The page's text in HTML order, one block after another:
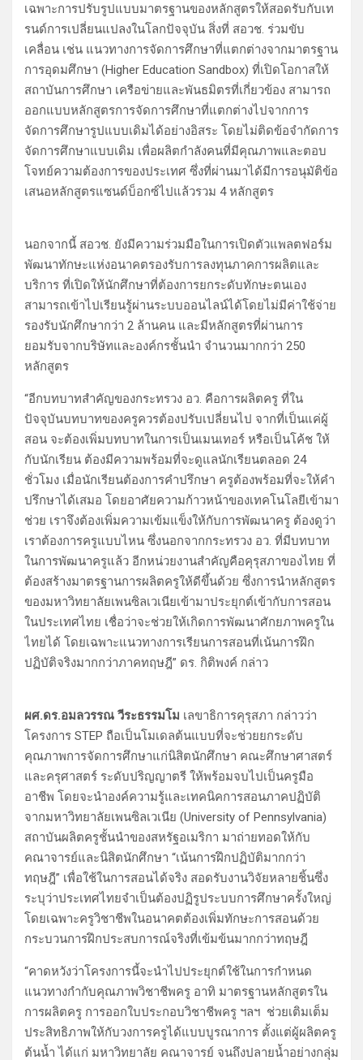
เฉพาะการปรับรูปแบบมาตรฐานของหลักสูตรให้สอดรับกับเท
รนด์การเปลี่ยนแปลงในโลกปัจจุบัน สิ่งที่ สอวช. ร่วมขับ
เคลื่อน เช่น แนวทางการจัดการศึกษาที่แตกต่างจากมาตรฐาน
การอุดมศึกษา (Higher Education Sandbox) ที่เปิดโอกาสให้
สถาบันการศึกษา เครือข่ายและพันธมิตรที่เกี่ยวข้อง สามารถ
ออกแบบหลักสูตรการจัดการศึกษาที่แตกต่างไปจากการ
จัดการศึกษารูปแบบเดิมได้อย่างอิสระ โดยไม่ติดข้อจำกัดการ
จัดการศึกษาแบบเดิม เพื่อผลิตกำลังคนที่มีคุณภาพและตอบ
โจทย์ความต้องการของประเทศ ซึ่งที่ผ่านมาได้มีการอนุมัติข้อ
เสนอหลักสูตรแซนด์บ็อกซ์ไปแล้วรวม 4 หลักสูตร
นอกจากนี้ สอวช. ยังมีความร่วมมือในการเปิดตัวแพลตฟอร์ม
พัฒนาทักษะแห่งอนาคตรองรับการลงทุนภาคการผลิตและ
บริการ ที่เปิดให้นักศึกษาที่ต้องการยกระดับทักษะตนเอง
สามารถเข้าไปเรียนรู้ผ่านระบบออนไลน์ได้โดยไม่มีค่าใช้จ่าย
รองรับนักศึกษากว่า 2 ล้านคน และมีหลักสูตรที่ผ่านการ
ยอมรับจากบริษัทและองค์กรชั้นนำ จำนวนมากกว่า 250
หลักสูตร
“อีกบทบาทสำคัญของกระทรวง อว. คือการผลิตครู ที่ใน
ปัจจุบันบทบาทของครูควรต้องปรับเปลี่ยนไป จากที่เป็นแค่ผู้
สอน จะต้องเพิ่มบทบาทในการเป็นเมนเทอร์ หรือเป็นโค้ช ให้
กับนักเรียน ต้องมีความพร้อมที่จะดูแลนักเรียนตลอด 24
ชั่วโมง เมื่อนักเรียนต้องการคำปรึกษา ครูต้องพร้อมที่จะให้คำ
ปรึกษาได้เสมอ โดยอาศัยความก้าวหน้าของเทคโนโลยีเข้ามา
ช่วย เราจึงต้องเพิ่มความเข้มแข็งให้กับการพัฒนาครู ต้องดูว่า
เราต้องการครูแบบไหน ซึ่งนอกจากกระทรวง อว. ที่มีบทบาท
ในการพัฒนาครูแล้ว อีกหน่วยงานสำคัญคือคุรุสภาของไทย ที่
ต้องสร้างมาตรฐานการผลิตครูให้ดีขึ้นด้วย ซึ่งการนำหลักสูตร
ของมหาวิทยาลัยเพนซิลเวเนียเข้ามาประยุกต์เข้ากับการสอน
ในประเทศไทย เชื่อว่าจะช่วยให้เกิดการพัฒนาศักยภาพครูใน
ไทยได้ โดยเฉพาะแนวทางการเรียนการสอนที่เน้นการฝึก
ปฏิบัติจริงมากกว่าภาคทฤษฎี” ดร. กิติพงค์ กล่าว
ผศ.ดร.อมลวรรณ วีระธรรมโม เลขาธิการคุรุสภา กล่าวว่า
โครงการ STEP ถือเป็นโมเดลต้นแบบที่จะช่วยยกระดับ
คุณภาพการจัดการศึกษาแก่นิสิตนักศึกษา คณะศึกษาศาสตร์
และครุศาสตร์ ระดับปริญญาตรี ให้พร้อมจบไปเป็นครูมือ
อาชีพ โดยจะนำองค์ความรู้และเทคนิคการสอนภาคปฏิบัติ
จากมหาวิทยาลัยเพนซิลเวเนีย (University of Pennsylvania)
สถาบันผลิตครูชั้นนำของสหรัฐอเมริกา มาถ่ายทอดให้กับ
คณาจารย์และนิสิตนักศึกษา “เน้นการฝึกปฏิบัติมากกว่า
ทฤษฎี” เพื่อใช้ในการสอนได้จริง สอดรับงานวิจัยหลายชิ้นซึ่ง
ระบุว่าประเทศไทยจำเป็นต้องปฏิรูประบบการศึกษาครั้งใหญ่
โดยเฉพาะครูวิชาชีพในอนาคตต้องเพิ่มทักษะการสอนด้วย
กระบวนการฝึกประสบการณ์จริงที่เข้มข้นมากกว่าทฤษฎี
“คาดหวังว่าโครงการนี้จะนำไปประยุกต์ใช้ในการกำหนด
แนวทางกำกับคุณภาพวิชาชีพครู อาทิ มาตรฐานหลักสูตรใน
การผลิตครู การออกใบประกอบวิชาชีพครู ฯลฯ ช่วยเติมเต็ม
ประสิทธิภาพให้กับวงการครูได้แบบบูรณาการ ตั้งแต่ผู้ผลิตครู
ต้นน้ำ ได้แก่ มหาวิทยาลัย คณาจารย์ จนถึงปลายน้ำอย่างกลุ่ม